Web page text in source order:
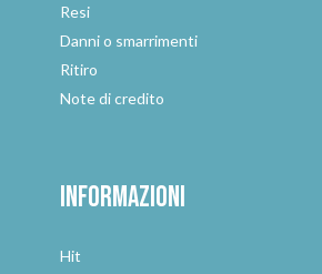
Resi
Danni o smarrimenti
Ritiro
Note di credito
Informazioni
Hit